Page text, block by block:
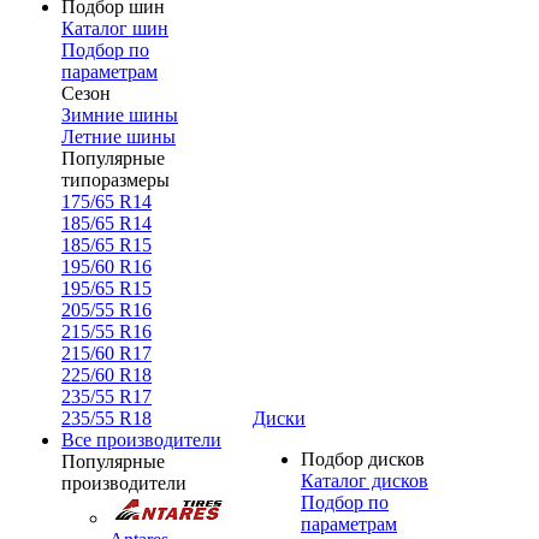
Подбор шин
Каталог шин
Подбор по
параметрам
Сезон
Зимние шины
Летние шины
Популярные
типоразмеры
175/65 R14
185/65 R14
185/65 R15
195/60 R16
195/65 R15
205/55 R16
215/55 R16
215/60 R17
225/60 R18
235/55 R17
235/55 R18
Все производители
Популярные
производители
Диски
Подбор дисков
Каталог дисков
Подбор по
параметрам